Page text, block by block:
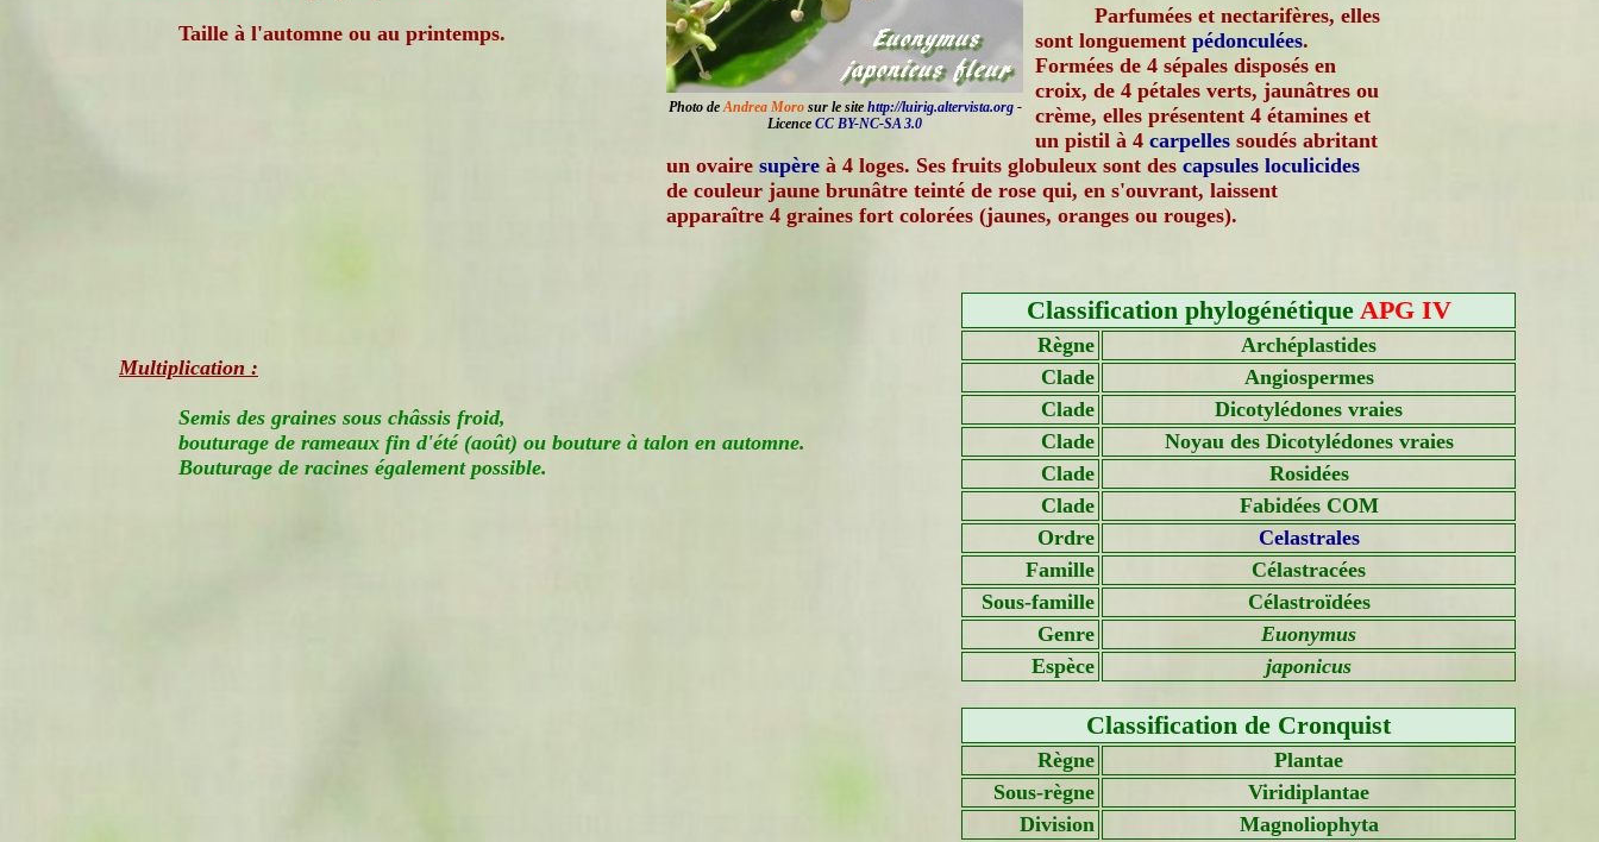
Taille à l'automne ou au printemps.
Photo deAndrea Morosur le site http://luirig.altervista.org-
Licence CC BY-NC-SA 3.0
Parfumées et nectarifères, elles
sont longuement pédonculées.
Formées de 4 sépales disposés en
croix, de 4 pétales verts, jaunâtres ou
crème, elles présentent 4 étamines et
un pistil à 4 carpelles soudés abritant
un ovaire supère à 4 loges. Ses fruits globuleux sont des capsules loculicides
de couleur jaune brunâtre teinté de rose qui, en s'ouvrant, laissent
apparaître 4 graines fort colorées (jaunes, oranges ou rouges).
Multiplication :
Semis des graines sous châssis froid,
bouturage de rameaux fin d'été (août) ou bouture à talon en automne.
Bouturage de racines également possible.
Classification phylogénétique APG IV
Règne
Archéplastides
Clade
Angiospermes
Clade
Dicotylédones vraies
Clade
Noyau des Dicotylédones vraies
Clade
Rosidées
Clade
Fabidées COM
Ordre
Celastrales
Famille
Célastracées
Sous-famille
Célastroïdées
Genre
Euonymus
Espèce
japonicus
Classification de Cronquist
Règne
Plantae
Sous-règne
Viridiplantae
Division
Magnoliophyta